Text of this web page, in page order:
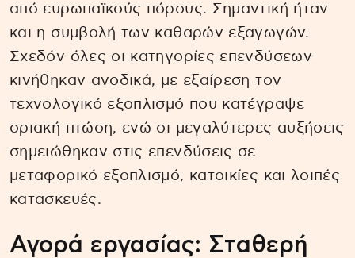
από ευρωπαϊκούς πόρους. Σημαντική ήταν
και η συμβολή των καθαρών εξαγωγών.
Σχεδόν όλες οι κατηγορίες επενδύσεων
κινήθηκαν ανοδικά, με εξαίρεση τον
τεχνολογικό εξοπλισμό που κατέγραψε
οριακή πτώση, ενώ οι μεγαλύτερες αυξήσεις
σημειώθηκαν στις επενδύσεις σε
μεταφορικό εξοπλισμό, κατοικίες και λοιπές
κατασκευές.
Αγορά εργασίας: Σταθερή